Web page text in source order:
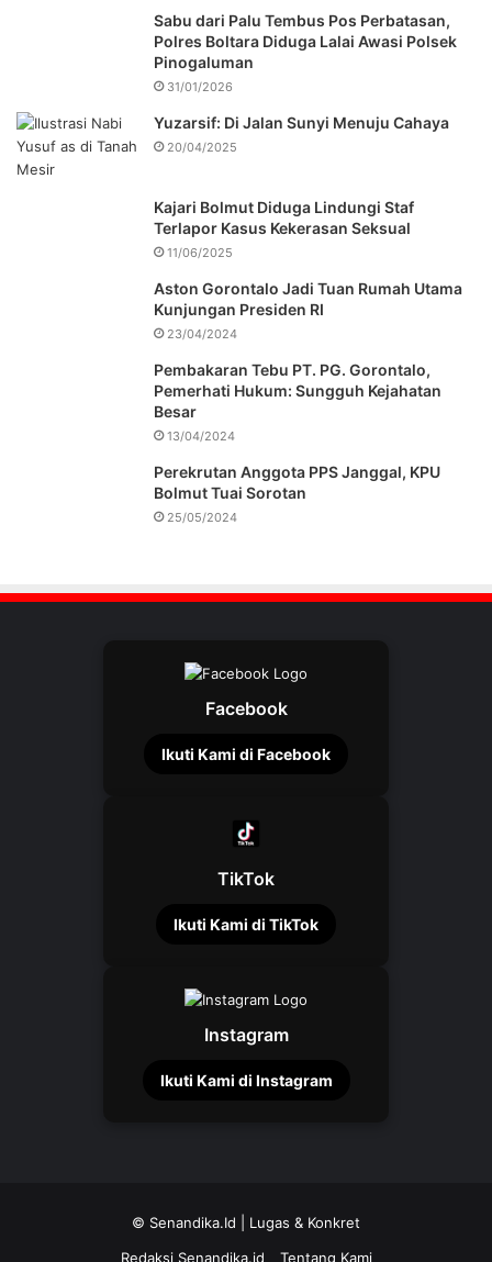
Sabu dari Palu Tembus Pos Perbatasan,
Polres Boltara Diduga Lalai Awasi Polsek
Pinogaluman
31/01/2026
Yuzarsif: Di Jalan Sunyi Menuju Cahaya
20/04/2025
Kajari Bolmut Diduga Lindungi Staf
Terlapor Kasus Kekerasan Seksual
11/06/2025
Aston Gorontalo Jadi Tuan Rumah Utama
Kunjungan Presiden RI
23/04/2024
Pembakaran Tebu PT. PG. Gorontalo,
Pemerhati Hukum: Sungguh Kejahatan
Besar
13/04/2024
Perekrutan Anggota PPS Janggal, KPU
Bolmut Tuai Sorotan
25/05/2024
Facebook
Ikuti Kami di Facebook
TikTok
Ikuti Kami di TikTok
Instagram
Ikuti Kami di Instagram
© Senandika.Id | Lugas & Konkret
Redaksi Senandika.id
Tentang Kami